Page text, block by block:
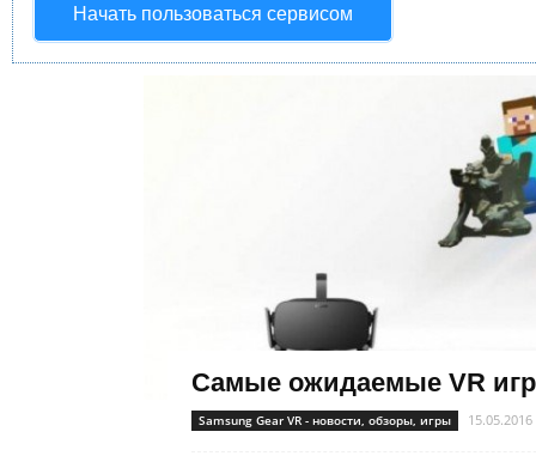
Начать пользоваться сервисом
Самые ожидаемые VR
Samsung Gear VR - новости, обзоры, игры 15.05.2016